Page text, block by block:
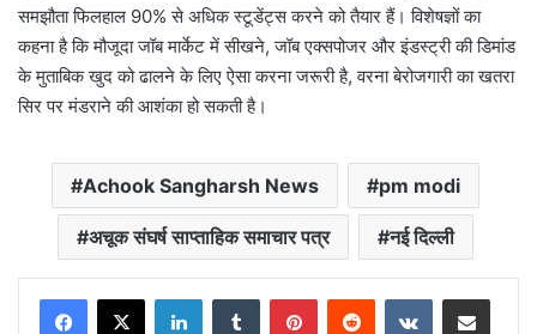
समझौता फिलहाल 90% से अधिक स्टूडेंट्स करने को तैयार हैं। विशेषज्ञों का
कहना है कि मौजूदा जॉब मार्केट में सीखने, जॉब एक्सपोजर और इंडस्ट्री की डिमांड
के मुताबिक खुद को ढालने के लिए ऐसा करना जरूरी है, वरना बेरोजगारी का खतरा
सिर पर मंडराने की आशंका हो सकती है।
Achook Sangharsh News pm modi
अचूक संघर्ष साप्ताहिक समाचार पत्र नई दिल्ली
LinkedInTumblr PinterestReddit VKontakteShare via Email